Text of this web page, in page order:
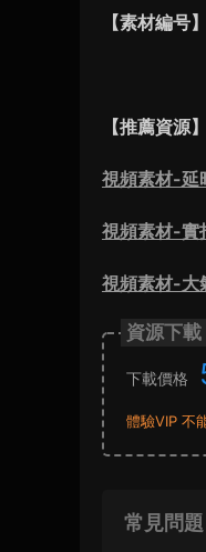
【素材編号
【推薦資源】
視頻素材-延
視頻素材-實
視頻素材-大
資源下載
下載價格
體驗VIP 不
常見問題